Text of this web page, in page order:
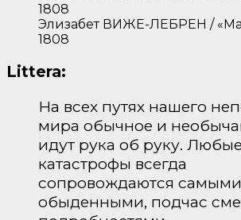
Элизабет ВИЖЕ-ЛЕБРЕН /
1808
Littera:
На всех путях нашего
мира обычное и
идут рука об руку. Любые
катастрофы всегда
сопровождаются самыми
обыденными, подчас